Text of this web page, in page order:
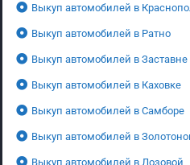
Выкуп автомобилей в
Выкуп автомобилей в Ратно
Выкуп автомобилей в Заставне
Выкуп автомобилей в Каховке
Выкуп автомобилей в Самборе
Выкуп автомобилей в
Выкуп автомобилей в Лозовой